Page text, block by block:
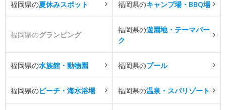
福岡県の夏休みスポット 福岡県のキャンプ場・BBQ場
福岡県のグランピング
福岡県の遊園地・テーマパー
ク
福岡県の水族館・動物園 福岡県のプール
福岡県のビーチ・海水浴場 福岡県の温泉・スパリゾート